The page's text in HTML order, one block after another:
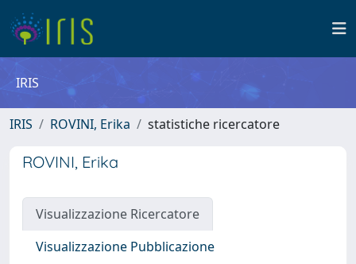
IRIS
IRIS ROVINI, Erika statistiche ricercatore
ROVINI, Erika
Visualizzazione Ricercatore
Visualizzazione Pubblicazione